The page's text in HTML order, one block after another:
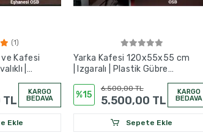
(1)
Kafesi
|
TL
KARGO
BEDAVA
Ekle
Yarka Kafesi 120x55x55 cm
| Izgaralı | Plastik Gübre
%15
6.500,00 TL
5.500,00 TL
KARGO
BEDAVA
Sepete Ekle